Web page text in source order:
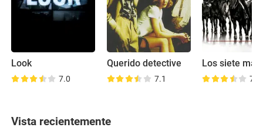
Look
7.0
Querido detective
7.1 7.4
Vista recientemente